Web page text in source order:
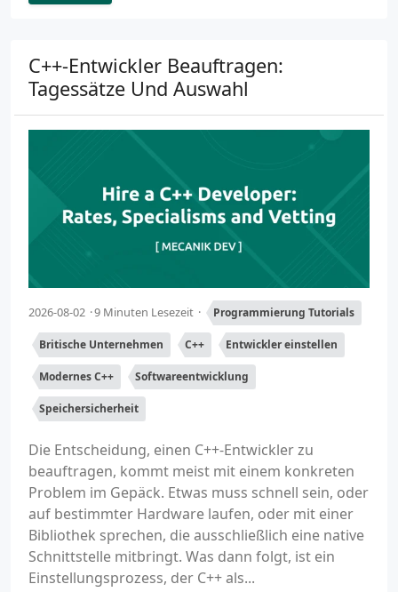
C++-Entwickler Beauftragen:
Tagessätze Und Auswahl
2026-08-02 9 Minuten Lesezeit Programmierung Tutorials
Britische Unternehmen C++ Entwickler einstellen
Modernes C++ Softwareentwicklung
Speichersicherheit
Die Entscheidung, einen C++-Entwickler zu
beauftragen, kommt meist mit einem konkreten
Problem im Gepäck. Etwas muss schnell sein, oder
auf bestimmter Hardware laufen, oder mit einer
Bibliothek sprechen, die ausschließlich eine native
Schnittstelle mitbringt. Was dann folgt, ist ein
Einstellungsprozess, der C++ als...